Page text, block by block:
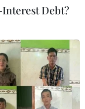
Tuấn Anh/TTXVN)
Debt?